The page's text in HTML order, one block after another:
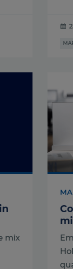
mix